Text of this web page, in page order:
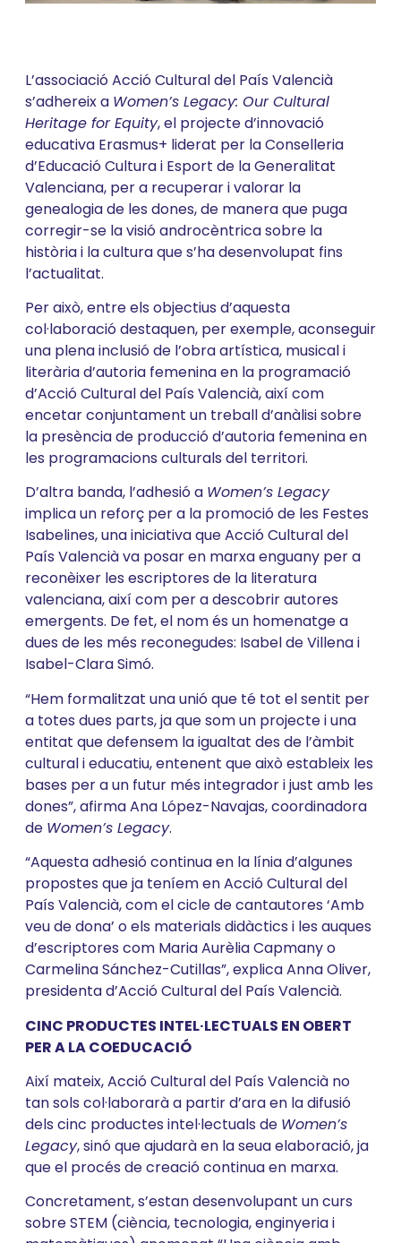
L’associació Acció Cultural del País Valencià
s’adhereix a Women’s Legacy: Our Cultural
Heritage for Equity, el projecte d’innovació
educativa Erasmus+ liderat per la Conselleria
d’Educació Cultura i Esport de la Generalitat
Valenciana, per a recuperar i valorar la
genealogia de les dones, de manera que puga
corregir-se la visió androcèntrica sobre la
història i la cultura que s’ha desenvolupat fins
l’actualitat.
Per això, entre els objectius d’aquesta
col·laboració destaquen, per exemple, aconseguir
una plena inclusió de l’obra artística, musical i
literària d’autoria femenina en la programació
d’Acció Cultural del País Valencià, així com
encetar conjuntament un treball d’anàlisi sobre
la presència de producció d’autoria femenina en
les programacions culturals del territori.
D’altra banda, l’adhesió a Women’s Legacy
implica un reforç per a la promoció de les Festes
Isabelines, una iniciativa que Acció Cultural del
País Valencià va posar en marxa enguany per a
reconèixer les escriptores de la literatura
valenciana, així com per a descobrir autores
emergents. De fet, el nom és un homenatge a
dues de les més reconegudes: Isabel de Villena i
Isabel-Clara Simó.
“Hem formalitzat una unió que té tot el sentit per
a totes dues parts, ja que som un projecte i una
entitat que defensem la igualtat des de l’àmbit
cultural i educatiu, entenent que això estableix les
bases per a un futur més integrador i just amb les
dones”, afirma Ana López-Navajas, coordinadora
de Women’s Legacy.
“Aquesta adhesió continua en la línia d’algunes
propostes que ja teníem en Acció Cultural del
País Valencià, com el cicle de cantautores ‘Amb
veu de dona’ o els materials didàctics i les auques
d’escriptores com Maria Aurèlia Capmany o
Carmelina Sánchez-Cutillas”, explica Anna Oliver,
presidenta d’Acció Cultural del País Valencià.
CINC PRODUCTES INTEL·LECTUALS EN OBERT
PER A LA COEDUCACIÓ
Així mateix, Acció Cultural del País Valencià no
tan sols col·laborarà a partir d’ara en la difusió
dels cinc productes intel·lectuals de Women’s
Legacy, sinó que ajudarà en la seua elaboració, ja
que el procés de creació continua en marxa.
Concretament, s’estan desenvolupant un curs
sobre STEM (ciència, tecnologia, enginyeria i